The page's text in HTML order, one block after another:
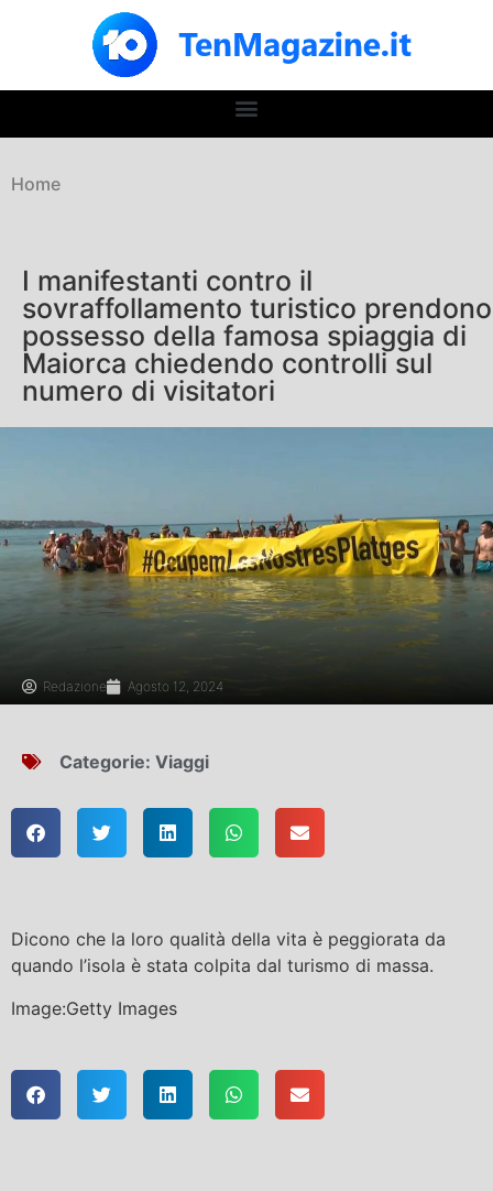
Home
I manifestanti contro il
sovraffollamento turistico prendono
possesso della famosa spiaggia di
Maiorca chiedendo controlli sul
numero di visitatori
Redazione Agosto 12, 2024
Categorie: Viaggi
Dicono che la loro qualità della vita è peggiorata da
quando l’isola è stata colpita dal turismo di massa.
Image:Getty Images